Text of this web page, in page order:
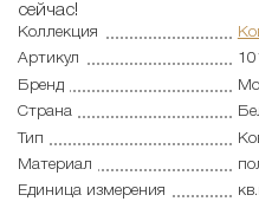
сейчас!
Коллекция
Артикул
Бренд
Страна
Тип
Материал
Единица измерения